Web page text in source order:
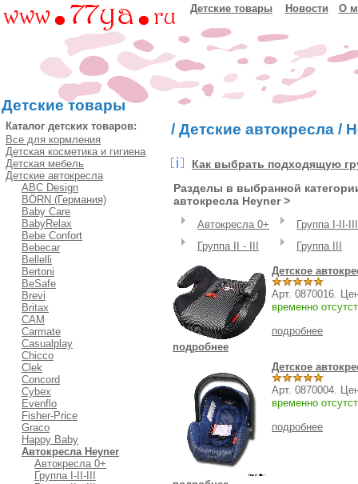
Детские товары
Детские товары Новости О
Каталог детских товаров:
Все для кормления
Детская косметика и гигиена
Детская мебель
Детские автокресла
ABC Design
BÖRN (Германия)
Baby Care
BabyRelax
Bebe Confort
Bebecar
Bellelli
Bertoni
BeSafe
Brevi
Britax
CAM
Carmate
Casualplay
Chicco
Clek
Concord
Cybex
Evenflo
Fisher-Price
Graco
Happy Baby
Автокресла Heyner
Автокресла 0+
Группа I-II-III
/ Детские автокресла /
Как выбрать подходящую
Разделы в выбранной
автокресла Heyner >
Автокресла 0+
Группа I-II-III
Группа II - III
Группа III
подробнее
Детское
Арт. 0870016.
временно
подробнее
Детское
Арт. 0870004.
временно
подробнее